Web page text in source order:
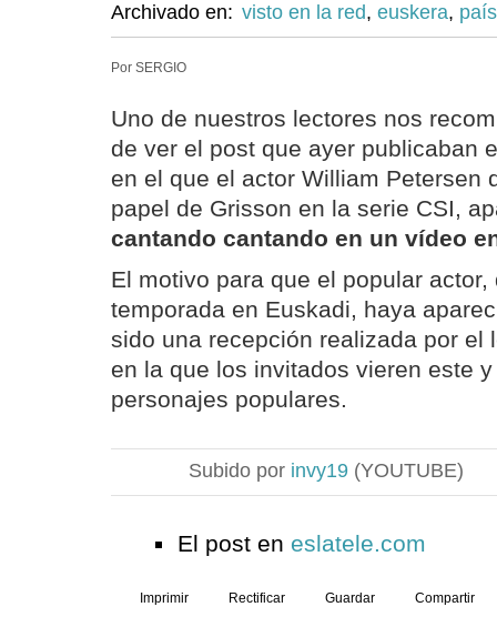
Archivado en: visto en la red, euskera,
Por SERGIO
Uno de nuestros lectores nos
de ver el post que ayer publicaban
en el que el actor William Petersen
papel de Grisson en la serie CSI,
cantando cantando en un vídeo
El motivo para que el popular
temporada en Euskadi, haya
sido una recepción realizada por el
en la que los invitados vieren este
personajes populares.
Subido por invy19 (YOUTUBE)
El post en eslatele.com
Imprimir Rectificar Guardar Compartir